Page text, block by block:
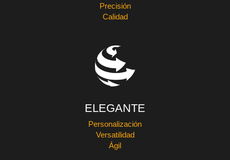
Precisión
Calidad
ELEGANTE
Personalización
Versatilidad
Ágil